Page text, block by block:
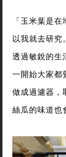
「玉米葉是
以我就去研究
透過敏銳的生
一開始大家都
做成過濾器，
絲瓜的味道也